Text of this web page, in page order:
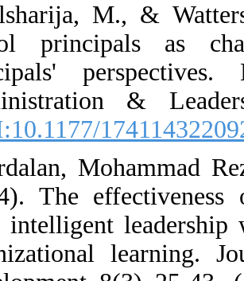
3. Alsharija,
school
Principals'
Administration
[DOI:10.1177/
4. Ardalan,
(2014). The
from intelligent
organizational